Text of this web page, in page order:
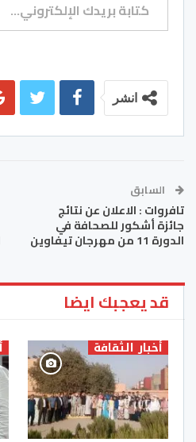
انشر
السابق
تافروات : الاعلان عن نتائج
جائزة أشكور للصحافة في
الدورة 11 من مهرجان تيفاوين
قد يعجبك ايضا
أخبار الثقافة